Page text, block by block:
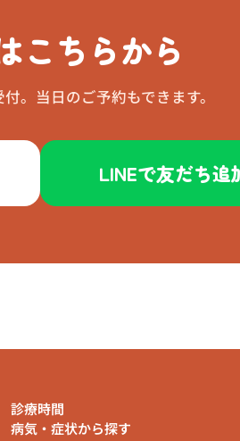
こちらから
。当日のご予約もできます。
LINEで友だち追
診療時間
病気・症状から探す